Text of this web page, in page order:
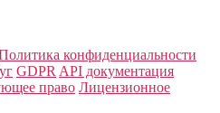
конфиденциальности
GDPR API документация
право Лицензионное